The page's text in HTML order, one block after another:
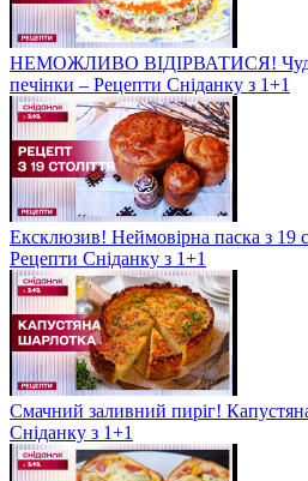
НЕМОЖЛИВО ВІДІРВАТИСЯ!
печінки – Рецепти Сніданку з 1+1
Ексклюзив! Неймовірна паска з 19
Рецепти Сніданку з 1+1
Смачний заливний пиріг!
Сніданку з 1+1